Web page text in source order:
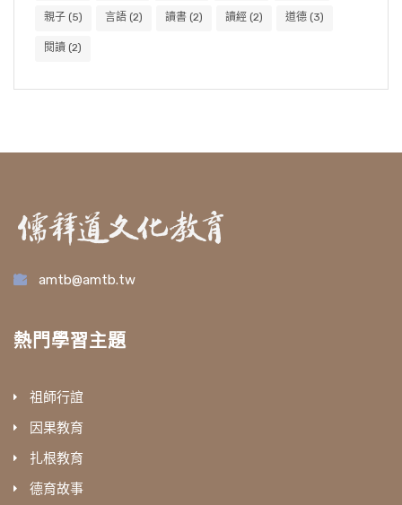
親子 (5) 言語 (2) 讀書 (2) 讀經 (2) 道德 (3)
閱讀 (2)
amtb@amtb.tw
熱門學習主題
祖師行誼
因果教育
扎根教育
德育故事